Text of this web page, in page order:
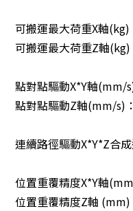
可搬運最大荷重X軸(kg)
可搬運最大荷重Z軸
點對點驅動X*Y軸(mm/
點對點驅動Z軸(mm/s)
連續路徑驅動X*Y*Z合
位置重覆精度X*Y軸
位置重覆精度Z軸